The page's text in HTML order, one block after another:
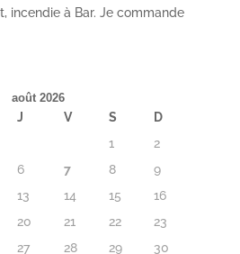
incendie à Bar. Je commande
août 2026
J V S
D
1
2
6 7 8
9
13 14 15
16
20 21 22
23
27 28 29 30